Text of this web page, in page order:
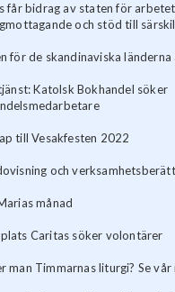
får bidrag av staten för
och stöd till
för de skandinaviska länderna
Katolsk Bokhandel söker
till Vesakfesten 2022
och
månad
Caritas söker volontärer
man Timmarnas liturgi? Se